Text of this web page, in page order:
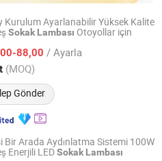
Kurulum Ayarlanabilir Yüksek Kalite
Sokak Lambası Otoyollar için
88,00 / Ayarla
(MOQ)
Gönder
Co., Ltd.
Fiyat 2026
Bir Arada Aydınlatma Sistemi 100W
Enerjili LEDSokak Lambası
Co., Ltd.